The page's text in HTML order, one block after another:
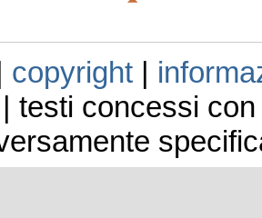
copyright|
testi concessi